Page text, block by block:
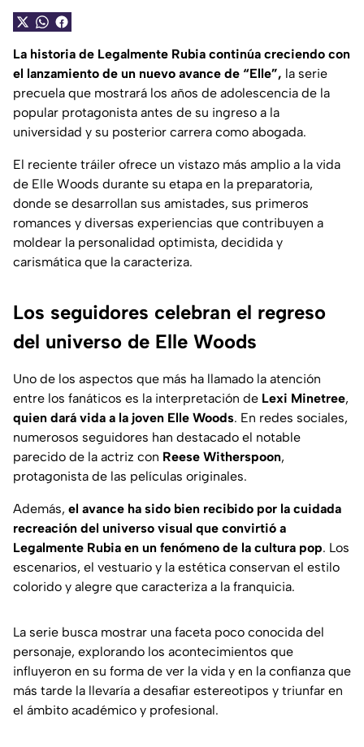
La historia de Legalmente Rubia continúa creciendo con
el lanzamiento de un nuevo avance de “Elle”, la serie
precuela que mostrará los años de adolescencia de la
popular protagonista antes de su ingreso a la
universidad y su posterior carrera como abogada.
El reciente tráiler ofrece un vistazo más amplio a la vida
de Elle Woods durante su etapa en la preparatoria,
donde se desarrollan sus amistades, sus primeros
romances y diversas experiencias que contribuyen a
moldear la personalidad optimista, decidida y
carismática que la caracteriza.
Los seguidores celebran el regreso
del universo de Elle Woods
Uno de los aspectos que más ha llamado la atención
entre los fanáticos es la interpretación de Lexi Minetree,
quien dará vida a la joven Elle Woods. En redes sociales,
numerosos seguidores han destacado el notable
parecido de la actriz con Reese Witherspoon,
protagonista de las películas originales.
Además, el avance ha sido bien recibido por la cuidada
recreación del universo visual que convirtió a
Legalmente Rubia en un fenómeno de la cultura pop. Los
escenarios, el vestuario y la estética conservan el estilo
colorido y alegre que caracteriza a la franquicia.
La serie busca mostrar una faceta poco conocida del
personaje, explorando los acontecimientos que
influyeron en su forma de ver la vida y en la confianza que
más tarde la llevaría a desafiar estereotipos y triunfar en
el ámbito académico y profesional.